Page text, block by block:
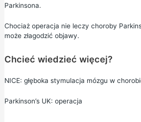
Parkinsona.
Chociaż operacja nie leczy choroby
może złagodzić objawy.
Chcieć wiedzieć więcej?
NICE: głęboka stymulacja mózgu w
Parkinson’s UK: operacja